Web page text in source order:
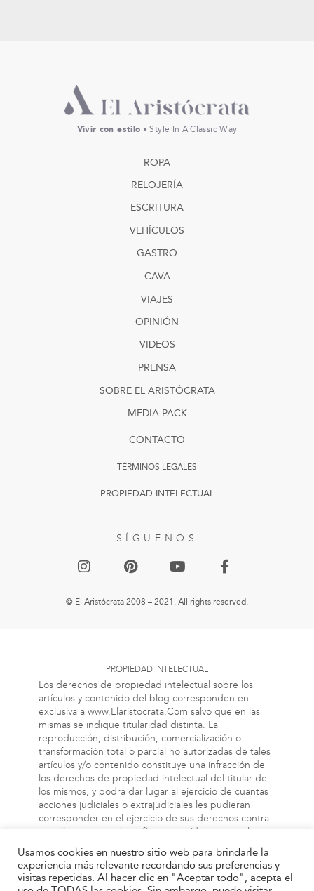
Vivir con estilo • Style In A Classic Way
ROPA
RELOJERÍA
ESCRITURA
VEHÍCULOS
GASTRO
CAVA
VIAJES
OPINIÓN
VIDEOS
PRENSA
SOBRE EL ARISTÓCRATA
MEDIA PACK
SÍGUENOS
© El Aristócrata 2008 – 2021. All rights reserved.
PROPIEDAD INTELECTUAL
TÉRMINOS LEGALES
CONTACTO
PROPIEDAD INTELECTUAL
Los derechos de propiedad intelectual sobre los
artículos y contenido del blog corresponden en
exclusiva a www.Elaristocrata.Com salvo que en las
mismas se indique titularidad distinta. La
reproducción, distribución, comercialización o
transformación total o parcial no autorizadas de tales
artículos y/o contenido constituye una infracción de
los derechos de propiedad intelectual del titular de
los mismos, y podrá dar lugar al ejercicio de cuantas
acciones judiciales o extrajudiciales les pudieran
corresponder en el ejercicio de sus derechos contra
aquellas personas bien físicas o jurídicas que vulneren
o perjudiquen los referidos derechos. Asimismo, la
información a la cual el usuario puede acceder a
través de este blog, puede estar protegida por
derechos de propiedad industrial, intelectual o de
Usamos cookies en nuestro sitio web para brindarle la
experiencia más relevante recordando sus preferencias y
visitas repetidas. Al hacer clic en "Aceptar todo", acepta el